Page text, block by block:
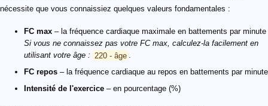
nécessite que vous connaissiez quelques valeurs fondamentales :
FC max – la fréquence cardiaque maximale en battements par minute
Si vous ne connaissez pas votre FC max, calculez-la facilement en
utilisant votre âge : 220 - âge .
FC repos – la fréquence cardiaque au repos en battements par minute
Intensité de l'exercice – en pourcentage (%)